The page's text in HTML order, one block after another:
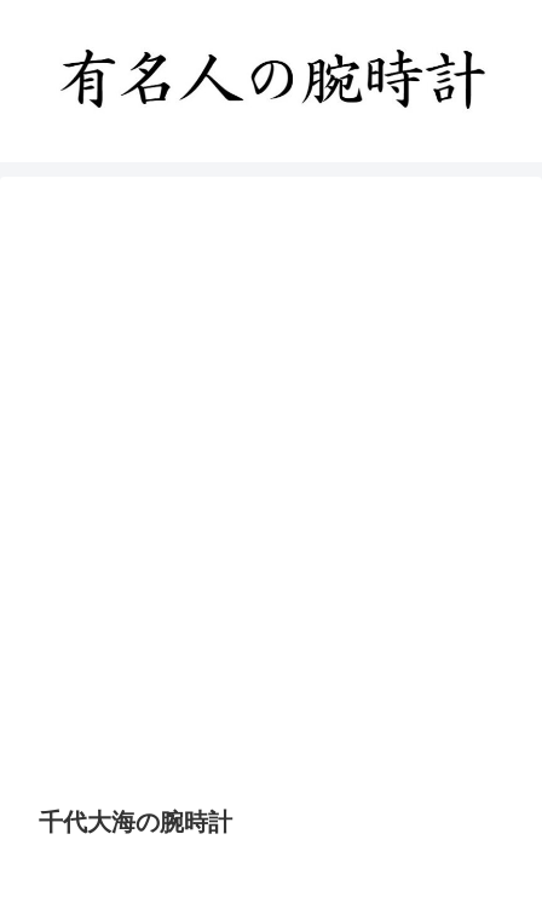
千代大海の腕時計